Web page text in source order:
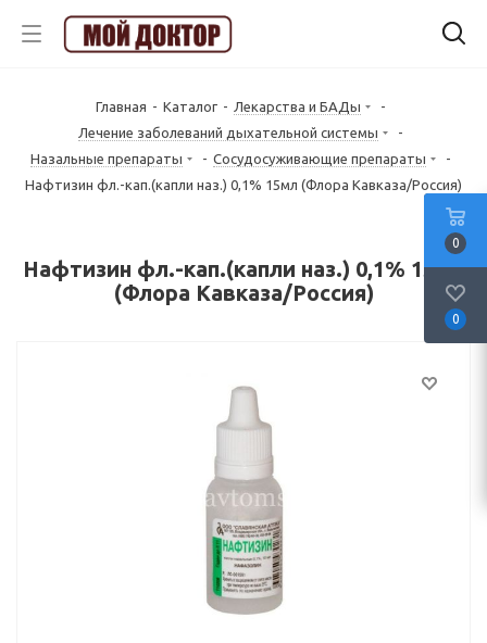
Главная - Каталог - Лекарства и БАДы
-
Лечение заболеваний дыхательной системы
-
Назальные препараты
- Сосудосуживающие препараты
-
Нафтизин фл.-кап.(капли наз.) 0,1% 15мл (Флора Кавказа/Россия)
Нафтизин фл.-кап.(капли наз.) 0,1% 15мл
(Флора Кавказа/Россия)
0
0